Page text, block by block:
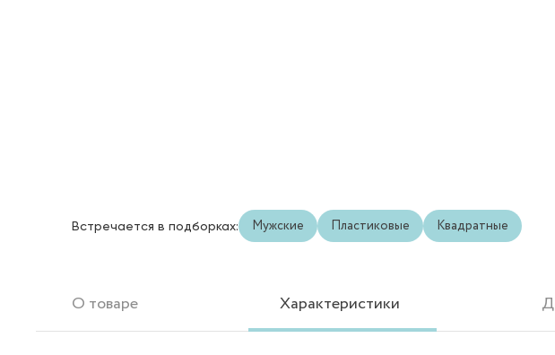
Встречается в подборках: Мужские Пластиковые Квадратные
О товаре Характеристики